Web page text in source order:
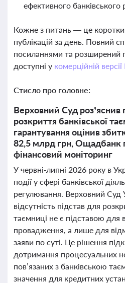
ефективного банківського
Кожне з питань — це
публікацій за день. Повний
посиланнями та розширений
доступні у комерційній
Стисло про головне:
Верховний Суд роз’яснив
розкриття банківської
гарантування оцінив
82,5 млрд грн, Ощадбанк
фінансовий моніторинг
У червні-липні 2026 року в
події у сфері банківської
регулювання. Верховний Суд
відсутність підстав для
таємниці не є підставою для
провадження, а лише для
заяви по суті. Це рішення
дотримання процесуальних
пов’язаних з банківською
значення для кредитних